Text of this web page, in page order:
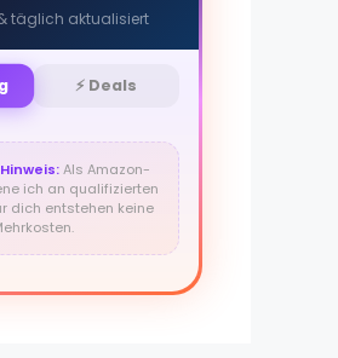
täglich aktualisiert
⚡ Deals
Als Amazon-
ich an qualifizierten
dich entstehen keine